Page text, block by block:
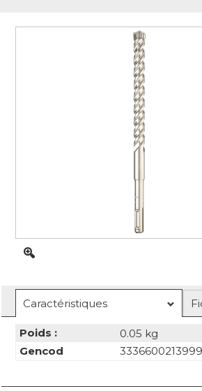
Caractéristiques
Poids :
0.05 kg
Gencod
3336600213999